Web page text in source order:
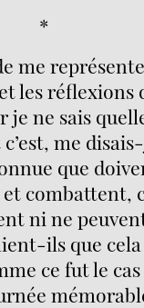
*
me
les réflexions
je ne sais
me
que
et combattent,
ni ne
ils que
ce fut le